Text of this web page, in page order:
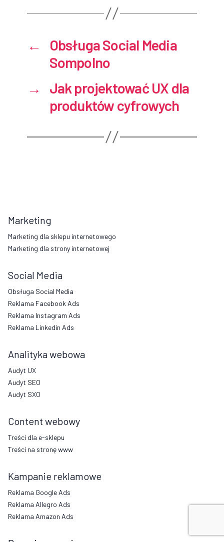
←
Obsługa Social Media
Sompolno
→
Jak projektować UX dla
produktów cyfrowych
Marketing
Marketing dla sklepu internetowego
Marketing dla strony internetowej
Social Media
Obsługa Social Media
Reklama Facebook Ads
Reklama Instagram Ads
Reklama Linkedin Ads
Analityka webowa
Audyt UX
Audyt SEO
Audyt SXO
Content webowy
Treści dla e-sklepu
Treści na stronę www
Kampanie reklamowe
Reklama Google Ads
Reklama Allegro Ads
Reklama Amazon Ads